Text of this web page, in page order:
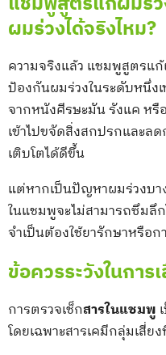
ผมร่วงได้จริงไหม?
ความจริงแล้ว แชมพูสูตรแ
ป้องกันผมร่วงในระดับหนึ่ง
จากหนังศีรษะมัน รังแค ห
เข้าไปขจัดสิ่งสกปรกและล
เติบโตได้ดีขึ้น
แต่หากเป็นปัญหาผมร่วงบ
ในแชมพูจะไม่สามารถซึมลึ
จำเป็นต้องใช้ยารักษาหรือก
ข้อควรระวังในกา
การตรวจเช็กสารในแชมพู
โดยเฉพาะสารเคมีกลุ่มเสี่ย